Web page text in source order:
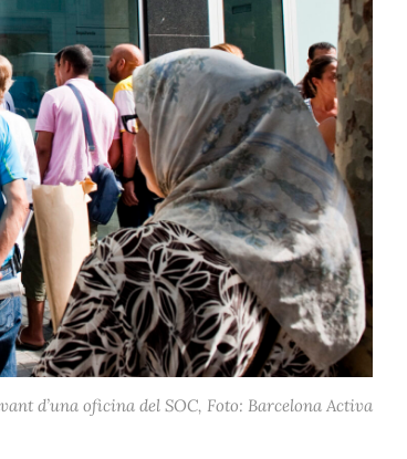
d’una oficina del SOC, Foto: Barcelona Activa